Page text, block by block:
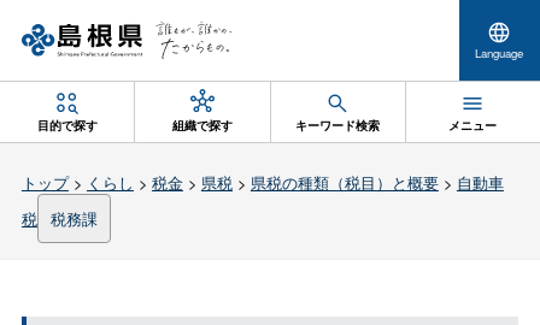
Language
目的で探す 組織で探す キーワード検索 メニュー
トップ> くらし > 税金> 県税> 県税の種類（税目）と概要> 自動車
税 税務課